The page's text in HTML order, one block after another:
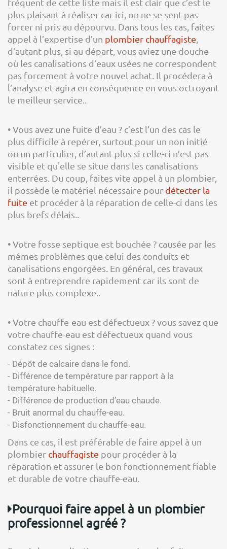
fréquent de cette liste mais il est clair que c’est le
plus plaisant à réaliser car ici, on ne se sent pas
forcer ni pris au dépourvu. Dans tous les cas, faites
appel à l’expertise d’un plombier chauffagiste
d’autant plus, si au départ, vous aviez une douche
où les canalisations d’eaux usées ne correspondent
pas forcement à votre nouvel achat. Il procédera à
l’analyse et agira en conséquence en vous octroyant
le meilleur service..
• Vous avez une fuite d’eau ? c’est l’un des cas le
plus difficile à repérer, surtout pour un non initié
ou un particulier, d’autant plus si celle-ci n’est pas
visible et qu'elle se situe dans les canalisations
enterrées. Du coup, faites vite appel à un plombier,
il possède le matériel nécessaire pour détecter la
fuite et procéder à la réparation de celle-ci dans les
plus brefs délais..
• Votre fosse septique est bouchée ? causée par les
mêmes problèmes que celui des conduits et
canalisations engorgées. En général, ces travaux
sont à entreprendre rapidement car ils sont de
nature plus complexe..
• Votre chauffe-eau est défectueux ? vous savez que
votre chauffe-eau est défectueux quand vous
constatez ces signes :
- Dépôt de calcaire dans le fond.
- Différence de température par rapport à la
température habituelle.
- Différence de production d’eau chaude.
- Bruit anormal du chauffe-eau.
- Disfonctionnement du chauffe-eau.
Dans ce cas, il est préférable de faire appel à un
plombier chauffagiste pour procéder à la
réparation et assurer le bon fonctionnement fiable
et durable de votre chauffe-eau.
Pourquoi faire appel à un plombier
professionnel agréé ?